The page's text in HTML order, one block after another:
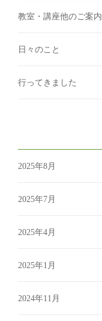
教室・講座他のご案内
日々のこと
行ってきました
2025年8月
2025年7月
2025年4月
2025年1月
2024年11月